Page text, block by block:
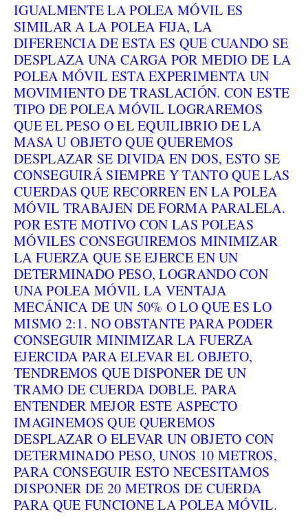
IGUALMENTE LA POLEA MÓVIL ES
SIMILAR A LA POLEA FIJA, LA
DIFERENCIA DE ESTA ES QUE CUANDO SE
DESPLAZA UNA CARGA POR MEDIO DE LA
POLEA MÓVIL ESTA EXPERIMENTA UN
MOVIMIENTO DE TRASLACIÓN. CON ESTE
TIPO DE POLEA MÓVIL LOGRAREMOS
QUE EL PESO O EL EQUILIBRIO DE LA
MASA U OBJETO QUE QUEREMOS
DESPLAZAR SE DIVIDA EN DOS, ESTO SE
CONSEGUIRÁ SIEMPRE Y TANTO QUE LAS
CUERDAS QUE RECORREN EN LA POLEA
MÓVIL TRABAJEN DE FORMA PARALELA.
POR ESTE MOTIVO CON LAS POLEAS
MÓVILES CONSEGUIREMOS MINIMIZAR
LA FUERZA QUE SE EJERCE EN UN
DETERMINADO PESO, LOGRANDO CON
UNA POLEA MÓVIL LA VENTAJA
MECÁNICA DE UN 50% O LO QUE ES LO
MISMO 2:1. NO OBSTANTE PARA PODER
CONSEGUIR MINIMIZAR LA FUERZA
EJERCIDA PARA ELEVAR EL OBJETO,
TENDREMOS QUE DISPONER DE UN
TRAMO DE CUERDA DOBLE. PARA
ENTENDER MEJOR ESTE ASPECTO
IMAGINEMOS QUE QUEREMOS
DESPLAZAR O ELEVAR UN OBJETO CON
DETERMINADO PESO, UNOS 10 METROS,
PARA CONSEGUIR ESTO NECESITAMOS
DISPONER DE 20 METROS DE CUERDA
PARA QUE FUNCIONE LA POLEA MÓVIL.